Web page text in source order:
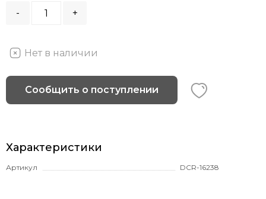
- +
Нет в наличии
Сообщить о поступлении
Характеристики
Артикул DCR-16238